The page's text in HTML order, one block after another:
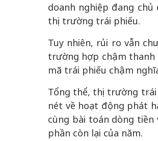
doanh nghiệp đang
thị trường trái phiếu.
Tuy nhiên, rủi ro vẫn
trường hợp chậm thanh
mã trái phiếu chậm
Tổng thể, thị trường trái
nét về hoạt động phát
cùng bài toán dòng
phần còn lại của năm.